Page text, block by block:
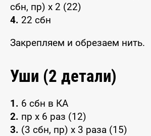
сбн, пр) x 2 (22)
4. 22 сбн
Закрепляем и обрезаем нить.
Уши (2 детали)
1. 6 сбн в КА
2. пр x 6 раз (12)
3. (3 сбн, пр) x 3 раза (15)